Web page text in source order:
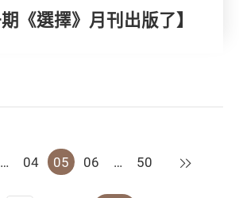
期《選擇》月刊出版了】
… 04 05 06 … 50 下一頁